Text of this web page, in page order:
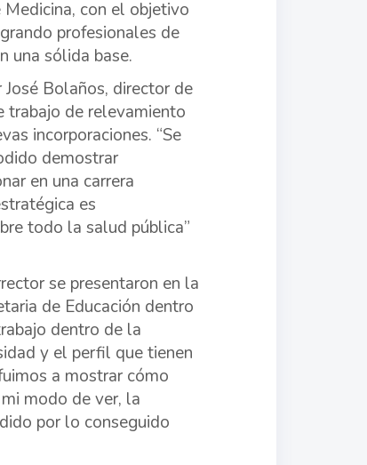
con el objetivo
profesionales de
una sólida base.
Bolaños, director de
trabajo de relevamiento
incorporaciones. “Se
demostrar
en una carrera
es
todo la salud pública”
se presentaron en la
de Educación dentro
dentro de la
y el perfil que tienen
a mostrar cómo
modo de ver, la
por lo conseguido